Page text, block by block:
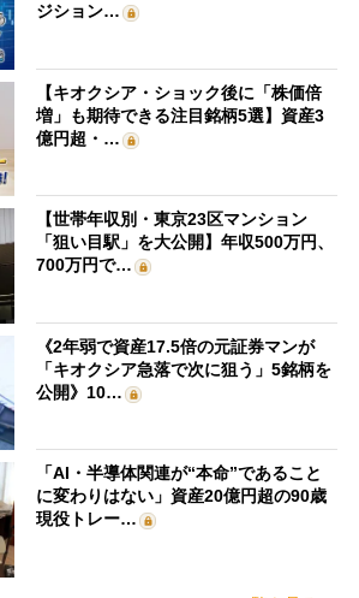
ジション…
【キオクシア・ショック後に「株価倍
増」も期待できる注目銘柄5選】資産3
億円超・…
【世帯年収別・東京23区マンション
「狙い目駅」を大公開】年収500万円、
700万円で…
《2年弱で資産17.5倍の元証券マンが
「キオクシア急落で次に狙う」5銘柄を
公開》10…
「AI・半導体関連が“本命”であること
に変わりはない」資産20億円超の90歳
現役トレー…